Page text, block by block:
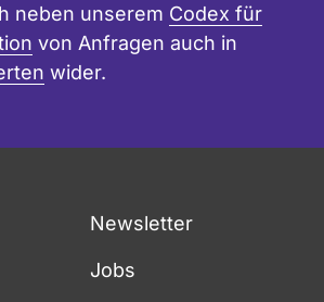
neben unserem Codex für
von Anfragen auch in
wider.
Newsletter
Jobs